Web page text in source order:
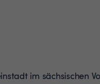
im sächsischen